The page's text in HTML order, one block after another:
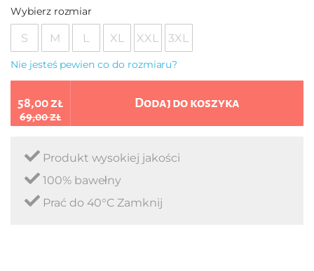
Wybierz rozmiar
S M L XL XXL 3XL
Nie jesteś pewien co do rozmiaru?
58,00 zł
69,00 zł
Dodaj do koszyka
Produkt wysokiej jakości
100% bawełny
Prać do 40°C Zamknij